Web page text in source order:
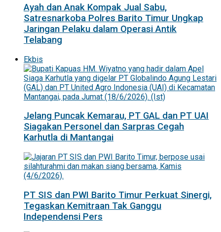
Ayah dan Anak Kompak Jual Sabu,
Satresnarkoba Polres Barito Timur Ungkap
Jaringan Pelaku dalam Operasi Antik
Telabang
Ekbis
Jelang Puncak Kemarau, PT GAL dan PT UAI
Siagakan Personel dan Sarpras Cegah
Karhutla di Mantangai
PT SIS dan PWI Barito Timur Perkuat Sinergi,
Tegaskan Kemitraan Tak Ganggu
Independensi Pers